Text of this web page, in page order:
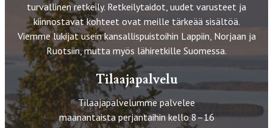
turvallinen retkeily. Retkeilytaidot, uudet varusteet ja
kiinnostavat kohteet ovat meille tärkeää sisältöä.
Viemme lukijat usein kansallispuistoihin Lappiin, Norjaan ja
Ruotsiin, mutta myös lähiretkille Suomessa.
Tilaajapalvelu
Tilaajapalvelumme palvelee
maanantaista perjantaihin kello 8–16